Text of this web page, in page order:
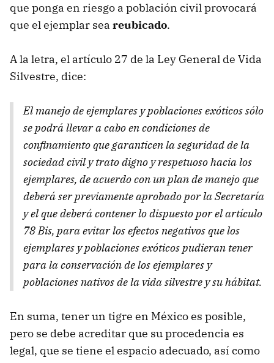
que ponga en riesgo a población civil provocará
que el ejemplar sea reubicado.
A la letra, el artículo 27 de la Ley General de Vida
Silvestre, dice:
El manejo de ejemplares y poblaciones exóticos sólo
se podrá llevar a cabo en condiciones de
confinamiento que garanticen la seguridad de la
sociedad civil y trato digno y respetuoso hacia los
ejemplares, de acuerdo con un plan de manejo que
deberá ser previamente aprobado por la Secretaría
y el que deberá contener lo dispuesto por el artículo
78 Bis, para evitar los efectos negativos que los
ejemplares y poblaciones exóticos pudieran tener
para la conservación de los ejemplares y
poblaciones nativos de la vida silvestre y su hábitat.
En suma, tener un tigre en México es posible,
pero se debe acreditar que su procedencia es
legal, que se tiene el espacio adecuado, así como